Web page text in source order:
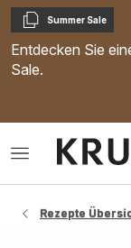
Kopieren
Summer Sale
Entdecken Sie
Sale.
Das
Rezepte